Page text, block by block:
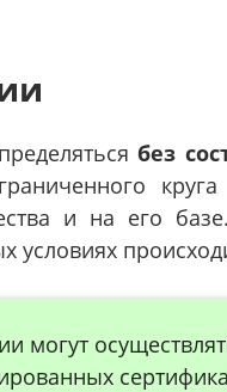
без
и на его
условиях
могут